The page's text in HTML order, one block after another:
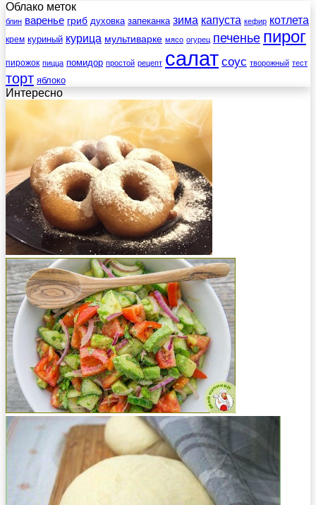
Облако меток
блин варенье гриб духовка запеканка зима капуста кефир котлета
крем куриный курица мультиварке мясо огурец печенье пирог
пирожок пицца помидор простой рецепт салат соус творожный тест
торт яблоко
Интересно